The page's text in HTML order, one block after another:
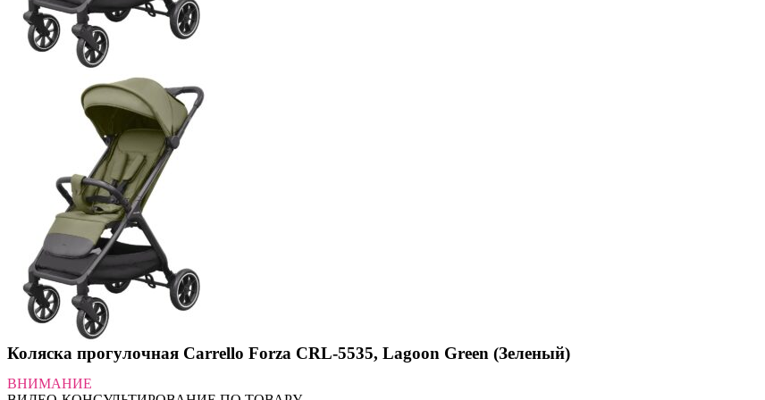
Коляска прогулочная Carrello Forza CRL-5535, Lagoon Green (Зеленый)
ВНИМАНИЕ